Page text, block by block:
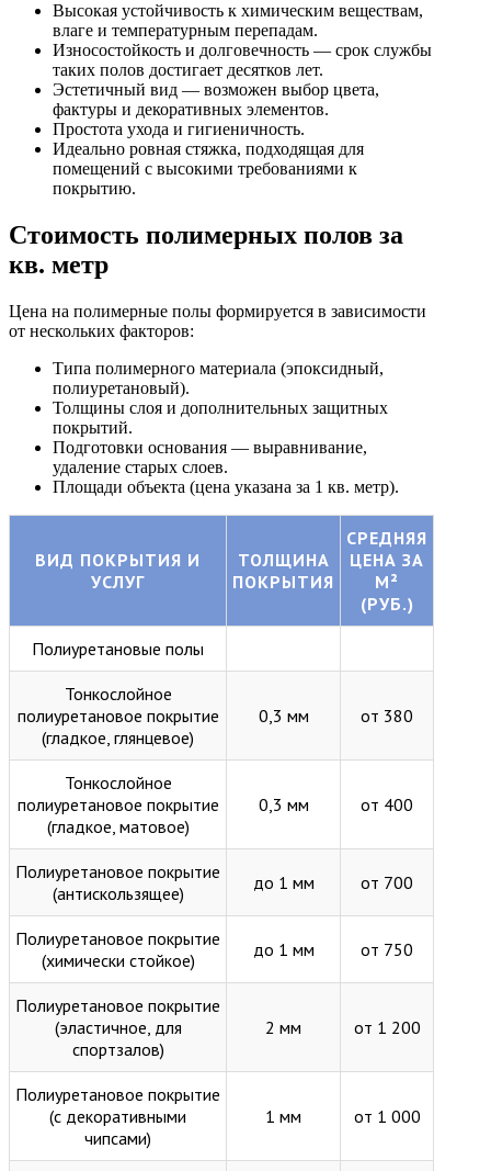
Высокая устойчивость к химическим веществам,
влаге и температурным перепадам.
Износостойкость и долговечность — срок службы
таких полов достигает десятков лет.
Эстетичный вид — возможен выбор цвета,
фактуры и декоративных элементов.
Простота ухода и гигиеничность.
Идеально ровная стяжка, подходящая для
помещений с высокими требованиями к
покрытию.
Стоимость полимерных полов за
кв. метр
Цена на полимерные полы формируется в зависимости
от нескольких факторов:
Типа полимерного материала (эпоксидный,
полиуретановый).
Толщины слоя и дополнительных защитных
покрытий.
Подготовки основания — выравнивание,
удаление старых слоев.
Площади объекта (цена указана за 1 кв. метр).
ВИД ПОКРЫТИЯ И
УСЛУГ
ТОЛЩИНА
ПОКРЫТИЯ
СРЕДНЯЯ
ЦЕНА ЗА
М²
(РУБ.)
Полиуретановые полы
Тонкослойное
полиуретановое покрытие
(гладкое, глянцевое)
0,3 мм от 380
Тонкослойное
полиуретановое покрытие
(гладкое, матовое)
0,3 мм от 400
Полиуретановое покрытие
(антискользящее)
до 1 мм от 700
Полиуретановое покрытие
(химически стойкое)
до 1 мм от 750
Полиуретановое покрытие
(эластичное, для
спортзалов)
2 мм от 1 200
Полиуретановое покрытие
(с декоративными
чипсами)
1 мм от 1 000